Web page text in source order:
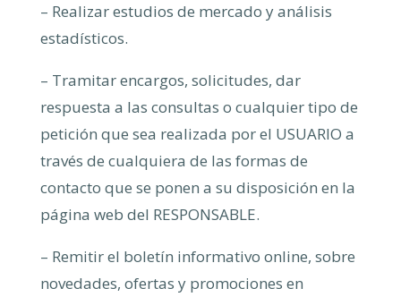
– Realizar estudios de mercado y análisis
estadísticos.
– Tramitar encargos, solicitudes, dar
respuesta a las consultas o cualquier tipo de
petición que sea realizada por el USUARIO a
través de cualquiera de las formas de
contacto que se ponen a su disposición en la
página web del RESPONSABLE.
– Remitir el boletín informativo online, sobre
novedades, ofertas y promociones en